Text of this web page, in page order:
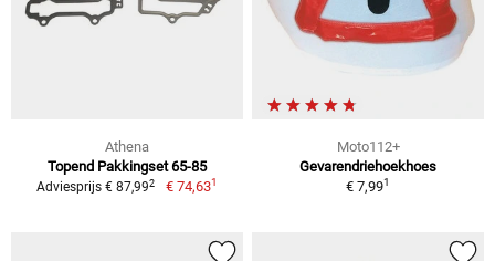
Athena
Topend Pakkingset 65-85
Adviesprijs € 87,992 € 74,631
Moto112+
Gevarendriehoekhoes
€ 7,991